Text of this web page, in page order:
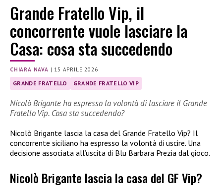
Grande Fratello Vip, il
concorrente vuole lasciare la
Casa: cosa sta succedendo
CHIARA NAVA | 15 APRILE 2026
GRANDE FRATELLO GRANDE FRATELLO VIP
Nicolò Brigante ha espresso la volontà di lasciare il Grande
Fratello Vip. Cosa sta succedendo?
Nicolò Brigante lascia la casa del Grande Fratello Vip? Il
concorrente siciliano ha espresso la volontà di uscire. Una
decisione associata all’uscita di Blu Barbara Prezia dal gioco.
Nicolò Brigante lascia la casa del GF Vip?